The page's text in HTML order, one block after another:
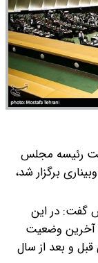
رئیسه مجلس
برگزار شد،
گفت: در این
وضعیت
و بعد از سال